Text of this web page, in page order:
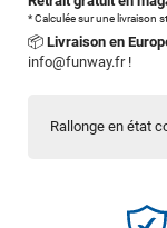
Rallonge en état
* Calculée sur une livraison
📦 Livraison en
info@funway.fr!